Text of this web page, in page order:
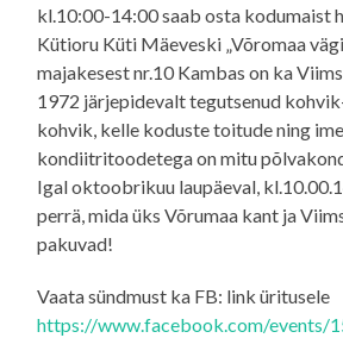
kl.10:00-14:00 saab osta kodumaist
Kütioru Küti Mäeveski „Võromaa
majakesest nr.10 Kambas on ka
1972 järjepidevalt tegutsenud
kohvik, kelle koduste toitude ning
kondiitritoodetega on mitu
Igal oktoobrikuu laupäeval,
perrä, mida üks Võrumaa kant ja
pakuvad!
Vaata sündmust ka FB: link üritusele
https://www.facebook.com/events/